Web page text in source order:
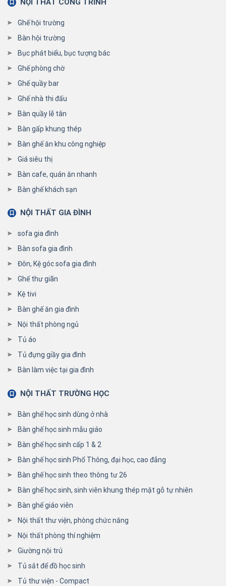
NỘI THẤT CÔNG TRÌNH
Ghế hội trường
Bàn hội trường
Bục phát biểu, bục tượng bác
Ghế phòng chờ
Ghế quầy bar
Ghế nhà thi đấu
Bàn quầy lễ tân
Bàn gấp khung thép
Bàn ghế ăn khu công nghiệp
Giá siêu thị
Bàn cafe, quán ăn nhanh
Bàn ghế khách sạn
NỘI THẤT GIA ĐÌNH
sofa gia đình
Bàn sofa gia đình
Đôn, Kệ góc sofa gia đình
Ghế thư giãn
Kệ tivi
Bàn ghế ăn gia đình
Nội thất phòng ngủ
Tủ áo
Tủ đựng giầy gia đình
Bàn làm việc tại gia đình
NỘI THẤT TRƯỜNG HỌC
Bàn ghế học sinh dùng ở nhà
Bàn ghế học sinh mẫu giáo
Bàn ghế học sinh cấp 1 & 2
Bàn ghế học sinh Phổ Thông, đại học, cao đẳng
Bàn ghế học sinh theo thông tư 26
Bàn ghế học sinh, sinh viên khung thép mặt gỗ tự nhiên
Bàn ghế giáo viên
Nội thất thư viện, phòng chức năng
Nội thất phòng thí nghiệm
Giường nội trú
Tủ sắt để đồ học sinh
Tủ thư viện - Compact